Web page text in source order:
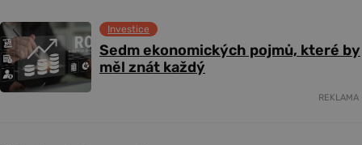
Sedm ekonomických pojmů, které by
měl znát každý
Investice
REKLAMA